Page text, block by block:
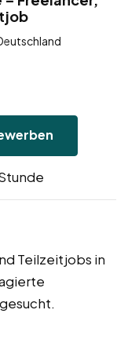
Teilzeitjobs in